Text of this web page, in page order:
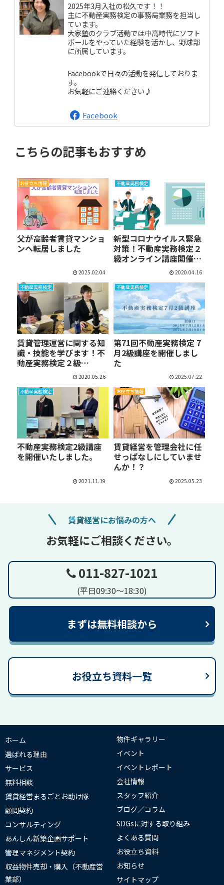
2025年3月入社の松久です！！
主に不動産実務検定の事務局業務を担当し
ています。
大家塾のクラブ活動では中高時代にソフト
ボールをやっていた経験を活かし、野球部
に所属しています。
Facebookで日々の活動を発信しておりま
す。
お気軽にご連絡ください♪
Facebook
こちらの記事もおすすめ
お役立ち情報
父が高齢者賃貸マンショ
ンへ転居しました
2025.02.04
不動産実務検定
新型コロナウイルス緊急
対策！不動産実務検定２
級オンライン講座開催
2020.04.16
不動産実務検定
賃貸管理運営に関する知
識・技能を学びます！不
動産実務検定２級
2020.05.26
不動産実務検定
第71回不動産実務検定 7
月2級講座を開催しまし
た
2025.07.22
不動産実務検定
不動産実務検定2級講座
を開催いたしました。
2021.11.19
お役立ち情報
賃貸経営を管理会社に任
せっぱなしにしていませ
んか！？
2025.05.23
賃貸経営にお悩みの方へ
お気軽にご相談ください。
011-827-1021
(平日09:30～18:30)
まずは無料相談から
お役立ち資料一覧
ホーム
選ばれる理由
サービス
無料相談
賃貸経営まるごとお助け隊
顧問契約
コンサルティング
あんしん新築企画サポート
管理マネジメント契約
収益物件売却・購入（不動産営
業部）
物件ギャラリー
イベント
イベントレポート
会社情報
スタッフ紹介
ブログ／コラム
SDGsに対する取り組み
よくある質問
お役立ち資料
お知らせ
サイトマップ